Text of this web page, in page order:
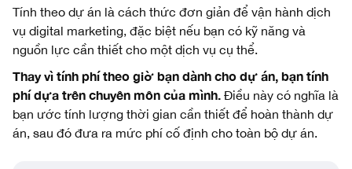
Tính theo dự án là cách thức đơn giản để vận hành dịch
vụ digital marketing, đặc biệt nếu bạn có kỹ năng và
nguồn lực cần thiết cho một dịch vụ cụ thể.
Thay vì tính phí theo giờ bạn dành cho dự án, bạn tính
phí dựa trên chuyên môn của mình. Điều này có nghĩa là
bạn ước tính lượng thời gian cần thiết để hoàn thành dự
án, sau đó đưa ra mức phí cố định cho toàn bộ dự án.